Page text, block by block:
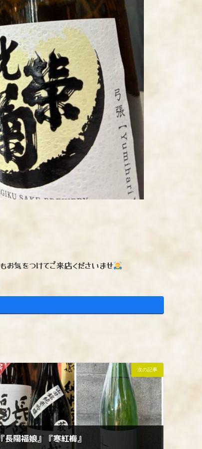
気をつけてご来店くださいませ
次の記事
長陽福娘』『寒紅梅』